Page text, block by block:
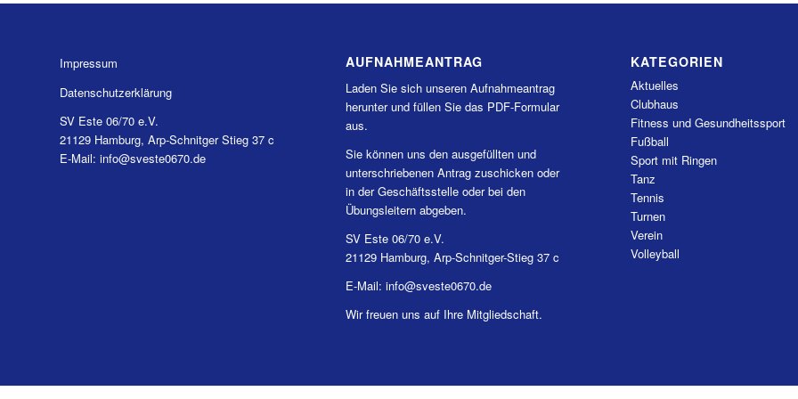
Impressum
Datenschutzerklärung
SV Este 06/70 e.V.
21129 Hamburg, Arp-Schnitger Stieg 37 c
E-Mail: info@sveste0670.de
AUFNAHMEANTRAG
Laden Sie sich unseren Aufnahmeantrag
herunter und füllen Sie das PDF-Formular
aus.
Sie können uns den ausgefüllten und
unterschriebenen Antrag zuschicken oder
in der Geschäftsstelle oder bei den
Übungsleitern abgeben.
SV Este 06/70 e.V.
21129 Hamburg, Arp-Schnitger-Stieg 37 c
E-Mail: info@sveste0670.de
Wir freuen uns auf Ihre Mitgliedschaft.
KATEGORIEN
Aktuelles
Clubhaus
Fitness und Gesundheitssport
Fußball
Sport mit Ringen
Tanz
Tennis
Turnen
Verein
Volleyball